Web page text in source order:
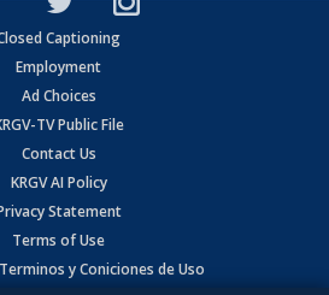
Captioning
Employment
Ad Choices
TV Public File
Contact Us
KRGV AI Policy
Statement
Terms of Use
y Coniciones de Uso